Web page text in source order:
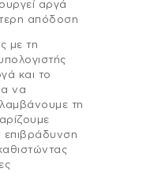
αργά
απόδοση
με τη
και το
να
τη
επιβράδυνση